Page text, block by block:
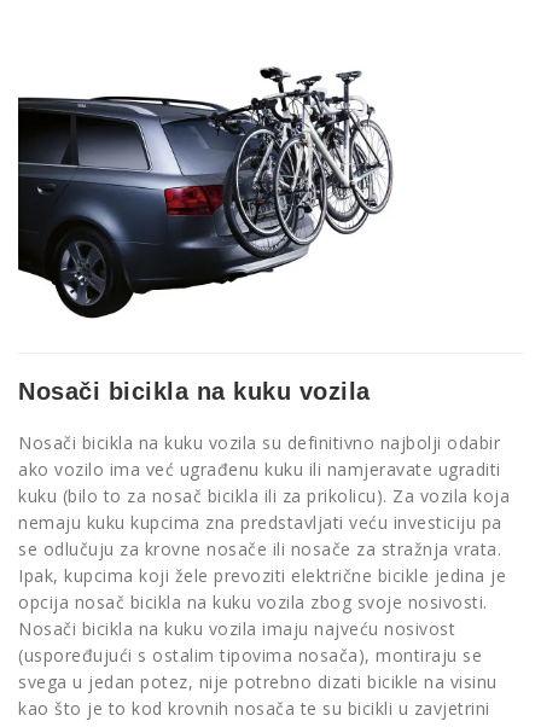
Nosači bicikla na kuku vozila
Nosači bicikla na kuku vozila su definitivno najbolji odabir
ako vozilo ima već ugrađenu kuku ili namjeravate ugraditi
kuku (bilo to za nosač bicikla ili za prikolicu). Za vozila koja
nemaju kuku kupcima zna predstavljati veću investiciju pa
se odlučuju za krovne nosače ili nosače za stražnja vrata.
Ipak, kupcima koji žele prevoziti električne bicikle jedina je
opcija nosač bicikla na kuku vozila zbog svoje nosivosti.
Nosači bicikla na kuku vozila imaju najveću nosivost
(uspoređujući s ostalim tipovima nosača), montiraju se
svega u jedan potez, nije potrebno dizati bicikle na visinu
kao što je to kod krovnih nosača te su bicikli u zavjetrini